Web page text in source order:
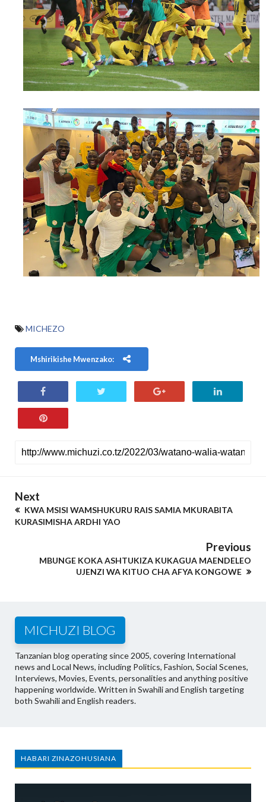
MICHEZO
Mshirikishe Mwenzako:
Next
KWA MSISI WAMSHUKURU RAIS SAMIA MKURABITA
KURASIMISHA ARDHI YAO
Previous
MBUNGE KOKA ASHTUKIZA KUKAGUA MAENDELEO
UJENZI WA KITUO CHA AFYA KONGOWE
MICHUZI BLOG
Tanzanian blog operating since 2005, covering International
news and Local News, including Politics, Fashion, Social Scenes,
Interviews, Movies, Events, personalities and anything positive
happening worldwide. Written in Swahili and English targeting
both Swahili and English readers.
HABARI ZINAZOHUSIANA